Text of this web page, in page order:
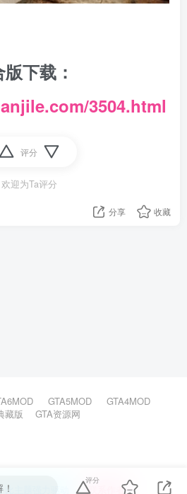
下载：
3504.html
评分
欢迎为Ta评分
分享 收藏
GTA5MOD
GTA4MOD
藏版
GTA资源网
评分
主题强力驱动 联系作者